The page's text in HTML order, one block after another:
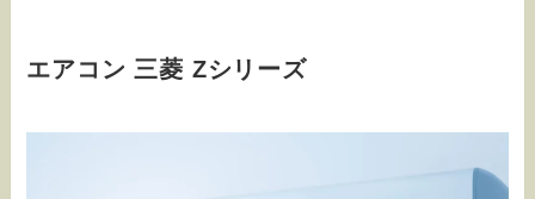
エアコン 三菱 Zシリーズ